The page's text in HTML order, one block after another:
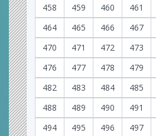
458 459 460 461
464
465 466 467
470
471 472 473
476
477 478 479
482
483 484 485
488
489 490 491
494
495 496 497